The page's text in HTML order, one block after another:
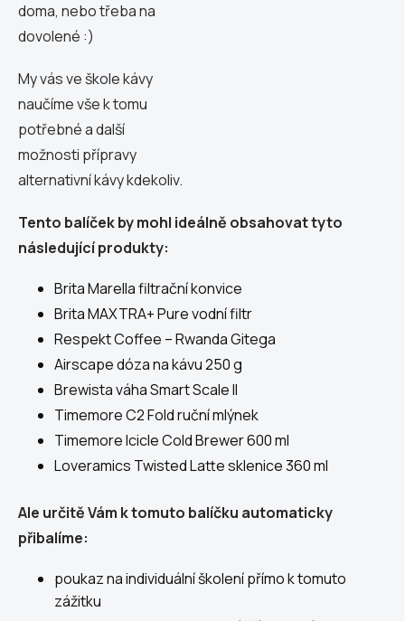
doma, nebo třebana
dovolené :)
My vás ve škole kávy
naučíme vše k tomu
potřebné a další
možnosti přípravy
alternativní kávy kdekoliv.
Tento balíček by mohl ideálně obsahovat tyto
následující produkty:
Brita Marella filtrační konvice
Brita MAXTRA+ Pure vodní filtr
Respekt Coffee – Rwanda Gitega
Airscape dóza na kávu 250 g
Brewista váha Smart Scale II
Timemore C2 Fold ruční mlýnek
Timemore Icicle Cold Brewer 600 ml
Loveramics Twisted Latte sklenice 360 ml
Ale určitě Vám k tomuto balíčku automaticky
přibalíme:
poukaz na individuální školení přímo k tomuto
zážitku